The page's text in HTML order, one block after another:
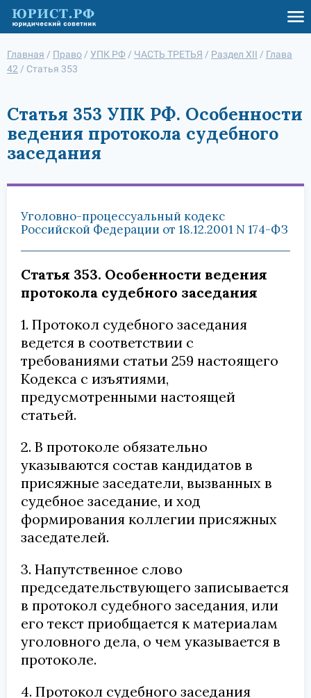
Главная / Право / УПК РФ / ЧАСТЬ ТРЕТЬЯ / Раздел XII / Глава
42 / Статья 353
Статья 353 УПК РФ. Особенности
ведения протокола судебного
заседания
Уголовно-процессуальный кодекс
Российской Федерации от 18.12.2001 N 174-ФЗ
Статья 353. Особенности ведения
протокола судебного заседания
1. Протокол судебного заседания
ведется в соответствии с
требованиями статьи 259 настоящего
Кодекса с изъятиями,
предусмотренными настоящей
статьей.
2. В протоколе обязательно
указываются состав кандидатов в
присяжные заседатели, вызванных в
судебное заседание, и ход
формирования коллегии присяжных
заседателей.
3. Напутственное слово
председательствующего записывается
в протокол судебного заседания, или
его текст приобщается к материалам
уголовного дела, о чем указывается в
протоколе.
4. Протокол судебного заседания